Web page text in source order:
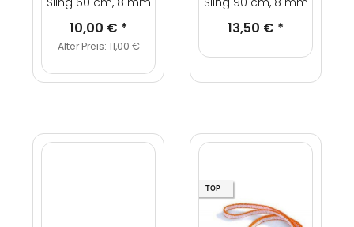
10,00 € *
Alter Preis:11,00 €
13,50 € *
TOP